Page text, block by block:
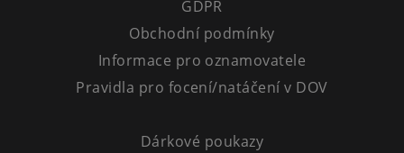
GDPR
Obchodní podmínky
Informace pro oznamovatele
Pravidla pro focení/natáčení v DOV
Dárkové poukazy